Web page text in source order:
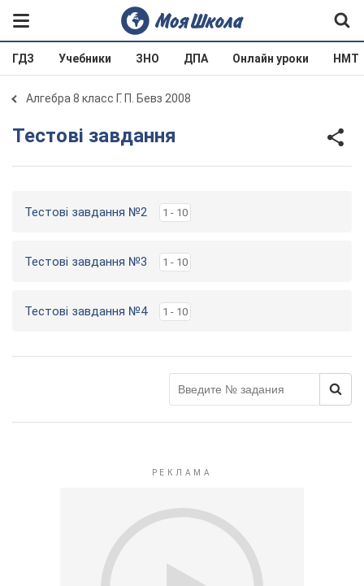
ГДЗ Учебники ЗНО ДПА Онлайн уроки НМТ
Алгебра 8 класс Г. П. Бевз 2008
Тестові завдання
Тестові завдання №2 1 - 10
Тестові завдання №3 1 - 10
Тестові завдання №4 1 - 10